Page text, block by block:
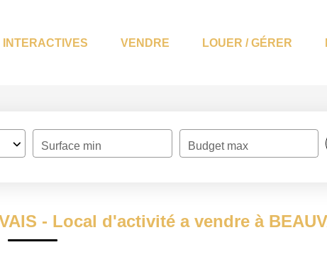
VENDRE LOUER / GÉRER
Surface min Budget max
- Local d'activité a vendre à